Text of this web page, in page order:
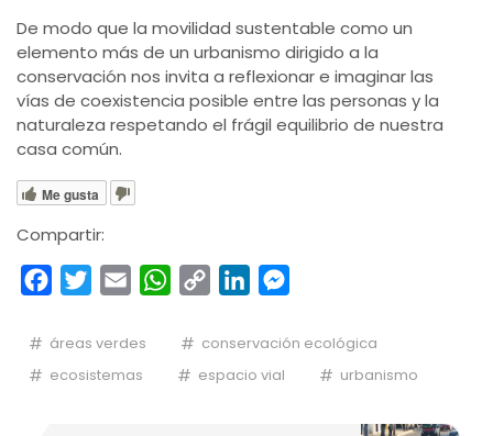
De modo que la movilidad sustentable como un
elemento más de un urbanismo dirigido a la
conservación nos invita a reflexionar e imaginar las
vías de coexistencia posible entre las personas y la
naturaleza respetando el frágil equilibrio de nuestra
casa común.
Me gusta
Compartir:
FacebookTwitterEmail WhatsApp
Copy
LinkedIn
áreas verdes
conservación ecológica
ecosistemas
espacio vial urbanismo